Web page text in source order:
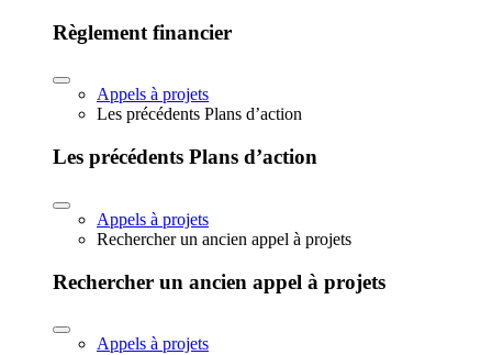
Règlement financier
Appels à projets
Les précédents Plans d’action
Les précédents Plans d’action
Appels à projets
Rechercher un ancien appel à projets
Rechercher un ancien appel à projets
Appels à projets